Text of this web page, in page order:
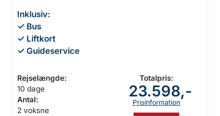
Inklusiv:
✓ Bus
✓ Liftkort
✓ Guideservice
Rejselængde:
10 dage
Antal:
2 voksne
Totalpris:
23.598,-
Prisinformation